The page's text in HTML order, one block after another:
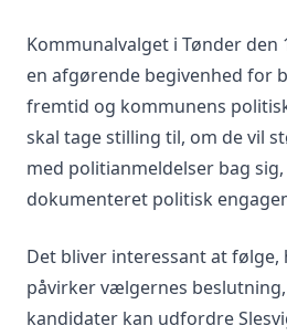
Kommunalvalget i Tønder den
en afgørende begivenhed for
fremtid og kommunens
skal tage stilling til, om de vil
med politianmeldelser bag
dokumenteret politisk
Det bliver interessant at følge,
påvirker vælgernes
kandidater kan udfordre